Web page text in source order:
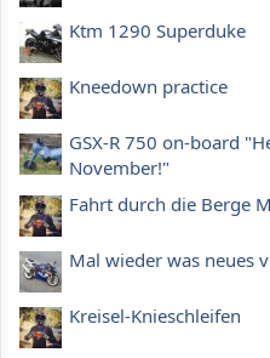
Ktm 1290 Superduke
Kneedown practice
GSX-R 750 on-board
November!"
Fahrt durch die Berge
Mal wieder was neues
Kreisel-Knieschleifen